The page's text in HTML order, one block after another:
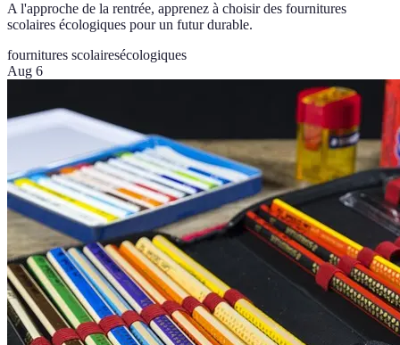
A l'approche de la rentrée, apprenez à choisir des fournitures
scolaires écologiques pour un futur durable.
fournitures scolairesécologiques
Aug 6